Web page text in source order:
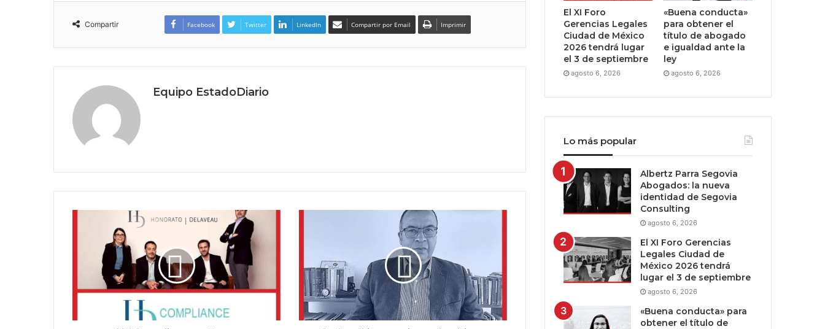
Compartir Facebook Twitter LinkedIn Compartir por Email Imprimir
Equipo EstadoDiario
El XI Foro
Gerencias Legales
Ciudad de México
2026 tendrá lugar
el 3 de septiembre
agosto 6, 2026
«Buena conducta»
para obtener el
título de abogado
e igualdad ante la
ley
agosto 6, 2026
Lo más popular
Albertz Parra Segovia
Abogados: la nueva
identidad de Segovia
Consulting
agosto 6, 2026
El XI Foro Gerencias
Legales Ciudad de
México 2026 tendrá
lugar el 3 de septiembre
agosto 6, 2026
«Buena conducta» para
obtener el título de